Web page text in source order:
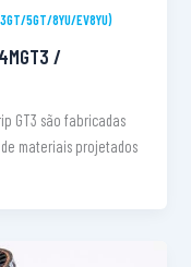
5GT/8YU/EV8YU)
/
GT3 são fabricadas
materiais projetados